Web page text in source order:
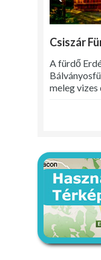
Csiszár
A fürdő
meleg